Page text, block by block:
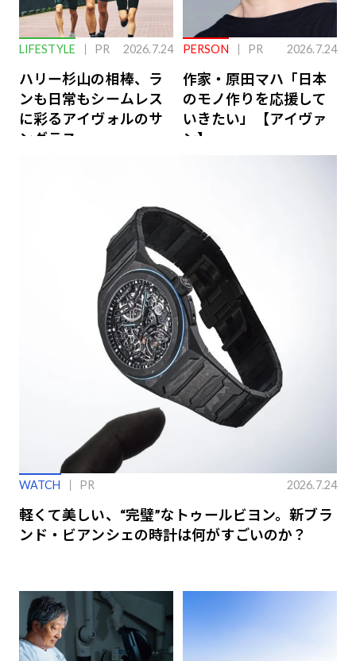
LIFESTYLE PR 2026.7.24
ハリー杉山の相棒、ラ
ンも日常もシームレス
に彩るアイヴォルのサ
ングラス
PERSON PR 2026.7.24
作家・原田マハ「日本
のモノ作りを応援して
いきたい」【アイヴァ
ン】
WATCH PR 2026.7.24
軽くて美しい、“完璧”なトゥールビヨン。新ブラ
ンド・ビアンシェの時計は何がすごいのか？